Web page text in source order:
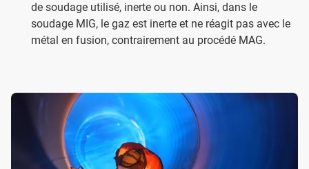
de soudage utilisé, inerte ou non. Ainsi, dans le
soudage MIG, le gaz est inerte et ne réagit pas avec le
métal en fusion, contrairement au procédé MAG.